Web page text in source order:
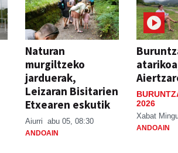
Naturan
murgiltzeko
jarduerak,
Leizaran Bisitarien
Etxearen eskutik
Aiurri abu 05, 08:30
ANDOAIN
2026
Xabat
ANDOAIN